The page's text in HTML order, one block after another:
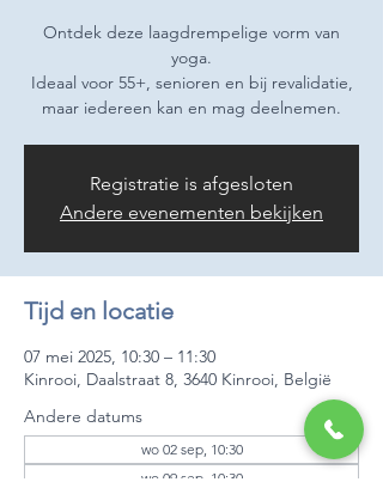
Ontdek deze laagdrempelige vorm van
yoga.
Ideaal voor 55+, senioren en bij revalidatie,
maar iedereen kan en mag deelnemen.
Registratie is afgesloten
Andere evenementen bekijken
Tijd en locatie
07 mei 2025, 10:30 – 11:30
Kinrooi, Daalstraat 8, 3640 Kinrooi, België
Andere datums
wo 02 sep, 10:30
wo 09 sep, 10:30